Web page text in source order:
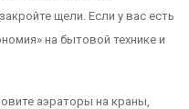
щели. Если у вас есть
на бытовой технике и
аэраторы на краны,